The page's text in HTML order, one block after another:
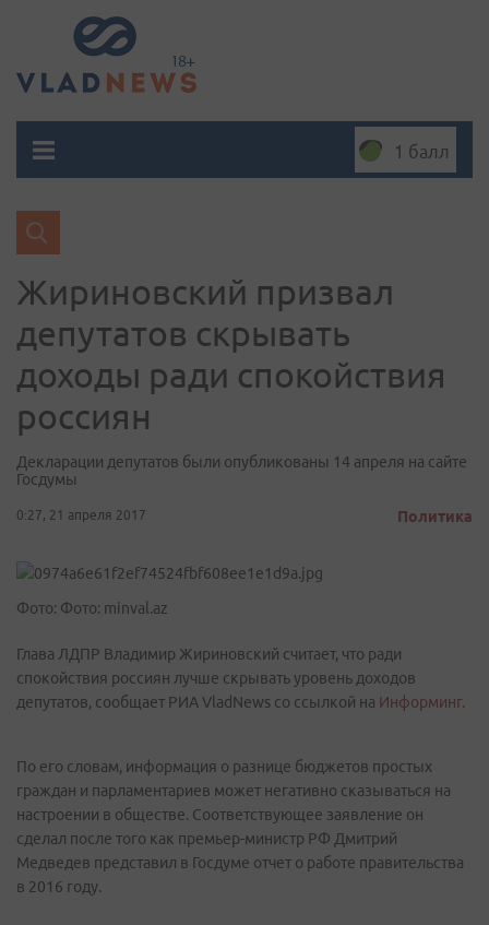
1 балл
Жириновский призвал
депутатов скрывать
доходы ради спокойствия
россиян
Декларации депутатов были опубликованы 14 апреля на сайте
Госдумы
0:27, 21 апреля 2017 Политика
Фото: Фото: minval.az
Глава ЛДПР Владимир Жириновский считает, что ради
спокойствия россиян лучше скрывать уровень доходов
депутатов, сообщает РИА VladNews со ссылкой на Информинг.
По его словам, информация о разнице бюджетов простых
граждан и парламентариев может негативно сказываться на
настроении в обществе. Соответствующее заявление он
сделал после того как премьер-министр РФ Дмитрий
Медведев представил в Госдуме отчет о работе правительства
в 2016 году.